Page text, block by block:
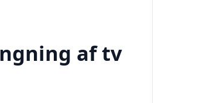
af tv